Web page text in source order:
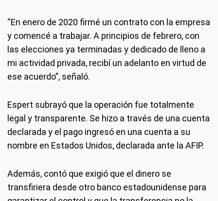
“En enero de 2020 firmé un contrato con la empresa
y comencé a trabajar. A principios de febrero, con
las elecciones ya terminadas y dedicado de lleno a
mi actividad privada, recibí un adelanto en virtud de
ese acuerdo”, señaló.
Espert subrayó que la operación fue totalmente
legal y transparente. Se hizo a través de una cuenta
declarada y el pago ingresó en una cuenta a su
nombre en Estados Unidos, declarada ante la AFIP.
Además, contó que exigió que el dinero se
transfiriera desde otro banco estadounidense para